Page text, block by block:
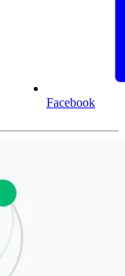
Facebook